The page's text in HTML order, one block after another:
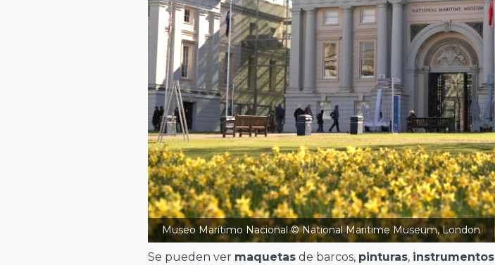
Museo Marítimo Nacional © National Maritime Museum, London
Se pueden ver maquetas de barcos, pinturas, instrumentos